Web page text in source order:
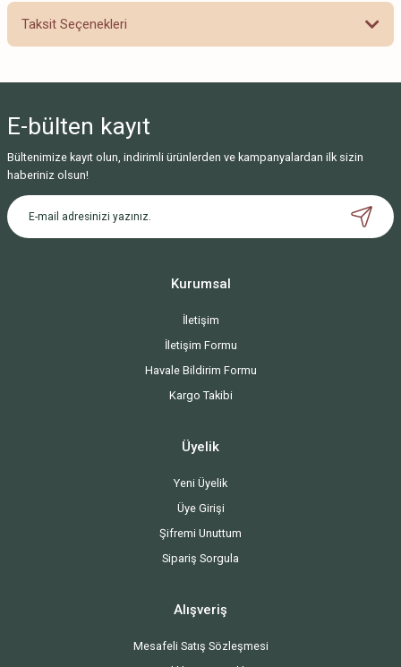
Bu ürüne ilk yorumu siz yapın!
Taksit Seçenekleri
E-bülten kayıt
Bültenimize kayıt olun, indirimli ürünlerden ve kampanyalardan ilk sizin
haberiniz olsun!
Kurumsal
İletişim
İletişim Formu
Havale Bildirim Formu
Kargo Takibi
Üyelik
Yeni Üyelik
Üye Girişi
Şifremi Unuttum
Sipariş Sorgula
Alışveriş
Mesafeli Satış Sözleşmesi